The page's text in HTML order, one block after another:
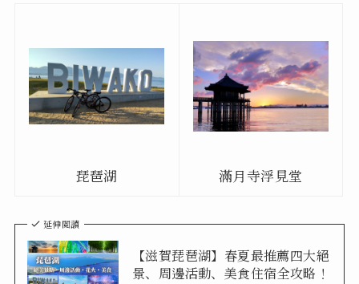
琵琶湖 滿月寺浮見堂
延伸閱讀
【滋賀琵琶湖】春夏最推薦四大絕
景、周邊活動、美食住宿全攻略！